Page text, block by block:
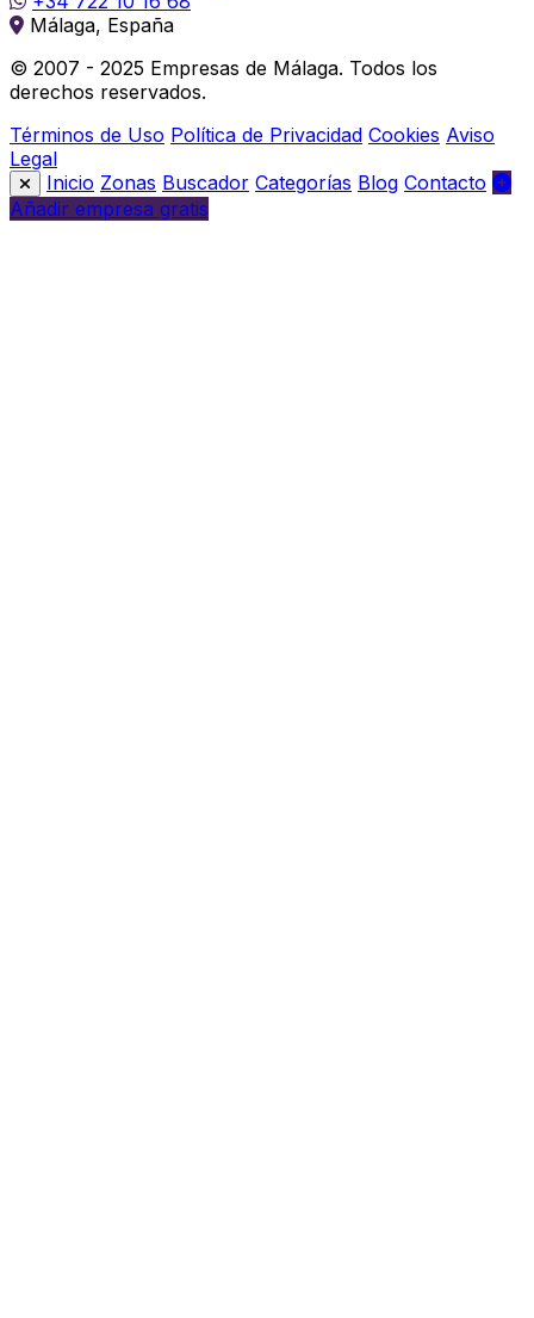
Málaga, España
© 2007 - 2025 Empresas de Málaga. Todos los
derechos reservados.
Términos de Uso Política de Privacidad Cookies Aviso
Legal
Inicio Zonas Buscador Categorías Blog Contacto
Añadir empresa gratis